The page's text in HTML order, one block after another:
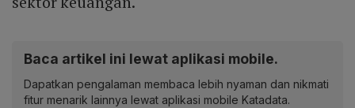
Baca artikel ini lewat aplikasi mobile.
Dapatkan pengalaman membaca lebih nyaman dan nikmati
fitur menarik lainnya lewat aplikasi mobile Katadata.